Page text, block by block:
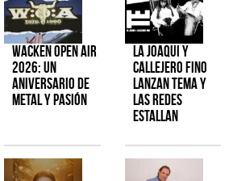
Wacken Open Air
2026: Un
aniversario de
metal y pasión
La Joaqui y
Callejero Fino
lanzan tema y
las redes
estallan